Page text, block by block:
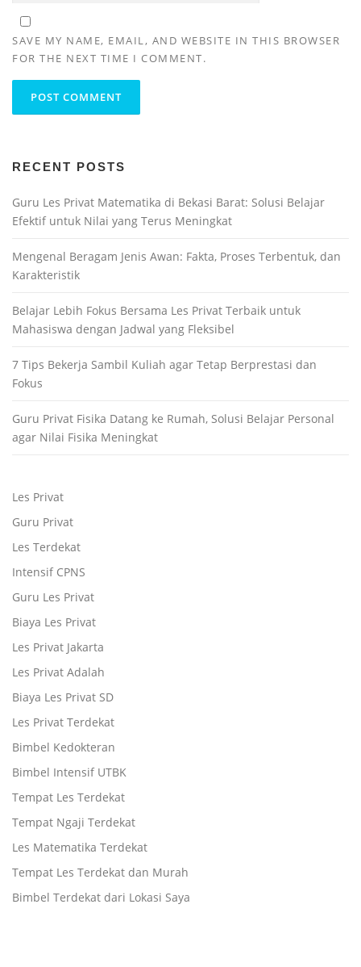
SAVE MY NAME, EMAIL, AND WEBSITE IN THIS BROWSER
FOR THE NEXT TIME I COMMENT.
RECENT POSTS
Guru Les Privat Matematika di Bekasi Barat: Solusi Belajar
Efektif untuk Nilai yang Terus Meningkat
Mengenal Beragam Jenis Awan: Fakta, Proses Terbentuk, dan
Karakteristik
Belajar Lebih Fokus Bersama Les Privat Terbaik untuk
Mahasiswa dengan Jadwal yang Fleksibel
7 Tips Bekerja Sambil Kuliah agar Tetap Berprestasi dan
Fokus
Guru Privat Fisika Datang ke Rumah, Solusi Belajar Personal
agar Nilai Fisika Meningkat
Les Privat
Guru Privat
Les Terdekat
Intensif CPNS
Guru Les Privat
Biaya Les Privat
Les Privat Jakarta
Les Privat Adalah
Biaya Les Privat SD
Les Privat Terdekat
Bimbel Kedokteran
Bimbel Intensif UTBK
Tempat Les Terdekat
Tempat Ngaji Terdekat
Les Matematika Terdekat
Tempat Les Terdekat dan Murah
Bimbel Terdekat dari Lokasi Saya